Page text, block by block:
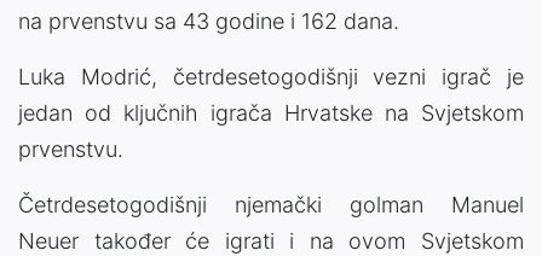
na prvenstvu sa 43 godine i 162 dana.
Luka Modrić, četrdesetogodišnji vezni igrač je
jedan od ključnih igrača Hrvatske na Svjetskom
prvenstvu.
Četrdesetogodišnji njemački golman Manuel
Neuer također će igrati i na ovom Svjetskom